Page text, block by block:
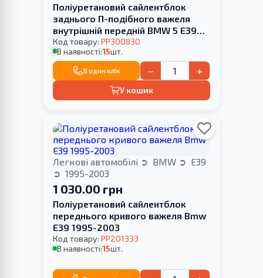
Поліуретановий сайлентблок
заднього П-подібного важеля
внутрішній передній BMW 5 E39
1995-2003 універсал HARDNESS
Код товару: PP300830
В наявності:15шт.
В один клік − +
У кошик
Легкові автомобілі BMW
E39
1995-2003
1 030.00 грн
Поліуретановий сайлентблок
переднього кривого важеля Bmw
E39 1995-2003
Код товару: PP201333
В наявності:15шт.